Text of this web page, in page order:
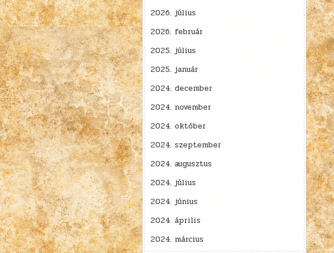
2026. július
2026. február
2025. július
2025. január
2024. december
2024. november
2024. október
2024. szeptember
2024. augusztus
2024. július
2024. június
2024. április
2024. március